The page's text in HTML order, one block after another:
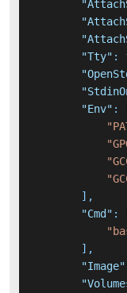
"Tty" :
"Env" :
] ,
"Cmd" :
] ,
"Image"